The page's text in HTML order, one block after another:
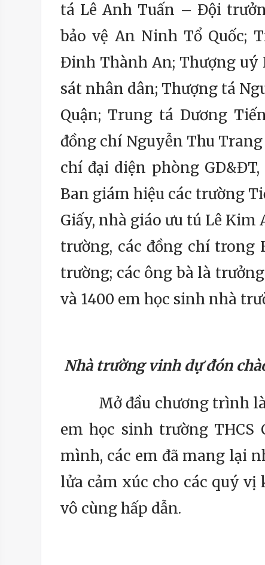
tá Lê Anh Tuấn – Đội
bảo vệ An Ninh Tổ Quốc;
Đinh Thành An; Thượng uý
sát nhân dân; Thượng tá
Quận; Trung tá Dương
đồng chí Nguyễn Thu
chí đại diện phòng
Ban giám hiệu các trường
Giấy, nhà giáo ưu tú Lê
trường, các đồng chí trong
trường; các ông bà là
và 1400 em học sinh nhà
Nhà trường vinh dự đón
Mở đầu chương trình là
em học sinh trường THCS
mình, các em đã mang lại
lửa cảm xúc cho các quý
vô cùng hấp dẫn.